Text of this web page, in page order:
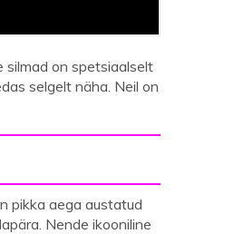
silmad on spetsiaalselt
selgelt näha. Neil on
pikka aega austatud
Nende ikooniline